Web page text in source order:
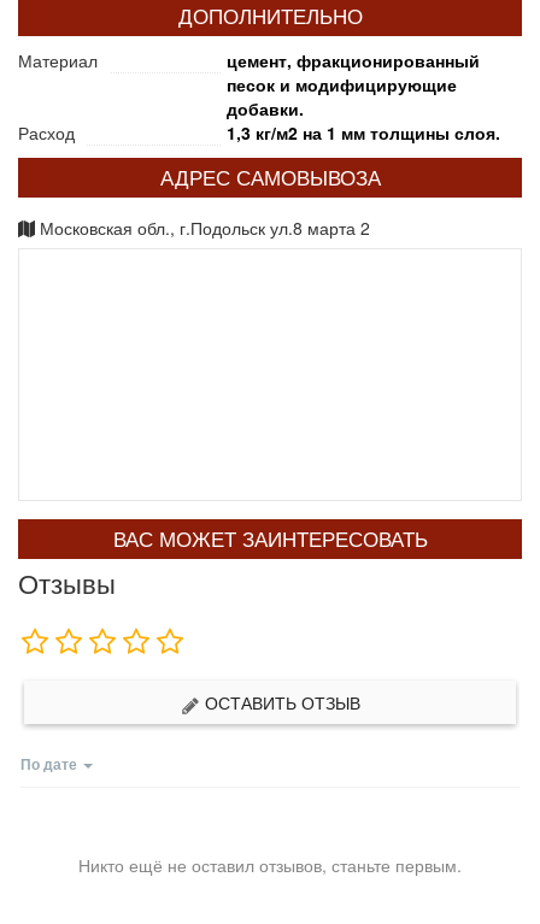
ДОПОЛНИТЕЛЬНО
Материал
цемент, фракционированный
песок и модифицирующие
добавки.
Расход
1,3 кг/м2 на 1 мм толщины слоя.
АДРЕС САМОВЫВОЗА
Московская обл., г.Подольск ул.8 марта 2
ВАС МОЖЕТ ЗАИНТЕРЕСОВАТЬ
Отзывы
ОСТАВИТЬ ОТЗЫВ
По дате
Никто ещё не оставил отзывов, станьте первым.